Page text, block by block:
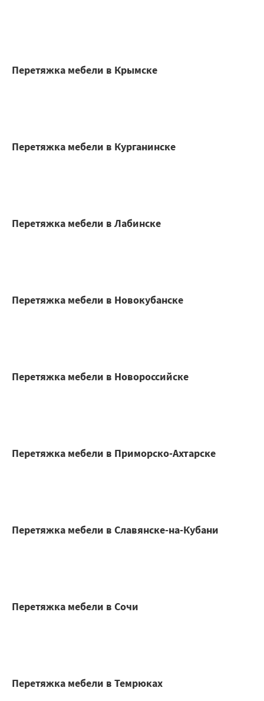
Перетяжка мебели в Крымске
Перетяжка мебели в Курганинске
Перетяжка мебели в Лабинске
Перетяжка мебели в Новокубанске
Перетяжка мебели в Новороссийске
Перетяжка мебели в Приморско-Ахтарске
Перетяжка мебели в Славянске-на-Кубани
Перетяжка мебели в Сочи
Перетяжка мебели в Темрюках